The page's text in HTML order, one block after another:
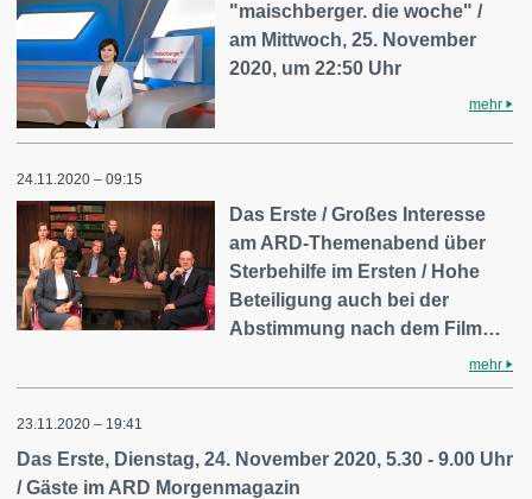
"maischberger. die woche" /
am Mittwoch, 25. November
2020, um 22:50 Uhr
mehr
24.11.2020 – 09:15
Das Erste / Großes Interesse
am ARD-Themenabend über
Sterbehilfe im Ersten / Hohe
Beteiligung auch bei der
Abstimmung nach dem Film…
mehr
23.11.2020 – 19:41
Das Erste, Dienstag, 24. November 2020, 5.30 - 9.00 Uhr
/ Gäste im ARD Morgenmagazin